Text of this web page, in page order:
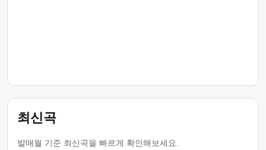
최신곡
발매월 기준 최신곡을 빠르게 확인해보세요.